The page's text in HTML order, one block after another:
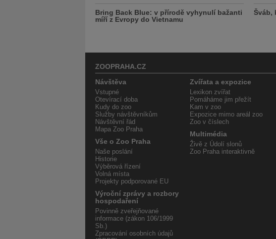
Bring Back Blue: v přírodě vyhynulí bažanti
míří z Evropy do Vietnamu
Šváb,
ZOOPRAHA.CZ
Návštěva
Vstupné
Otevírací doba
Kudy do zoo
Služby návštěvníkům
Návštěvní řád
Mapa Zoo Praha
Vše o Zoo Praha
Naše poslání
Historie
Výběrová řízení
Volná místa
Projekty podporované EU
Výroční zprávy a rozbory
hospodaření
Povinně zveřejňované
informace (zákon 106/1999
Sb.)
Zpracování osobních údajů
Zvířata a expozice
Lexikon zvířat
Pomáháme jim přežít
Kam v zoo
Expozice mimo areál zoo
Zoo v číslech
Multimédia
Živě z Údolí slonů
Zoo Praha interaktivně